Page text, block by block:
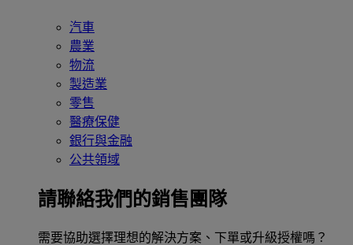
汽車
農業
物流
製造業
零售
醫療保健
銀行與金融
公共領域
請聯絡我們的銷售團隊
需要協助選擇理想的解決方案、下單或升級授權嗎？